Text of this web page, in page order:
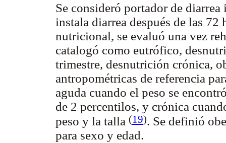
Se consideró portador de
instala diarrea después de las
nutricional, se evaluó una vez
catalogó como eutrófico,
trimestre, desnutrición crónica,
antropométricas de referencia
aguda cuando el peso se
de 2 percentilos, y crónica
peso y la talla (19). Se definió
para sexo y edad.